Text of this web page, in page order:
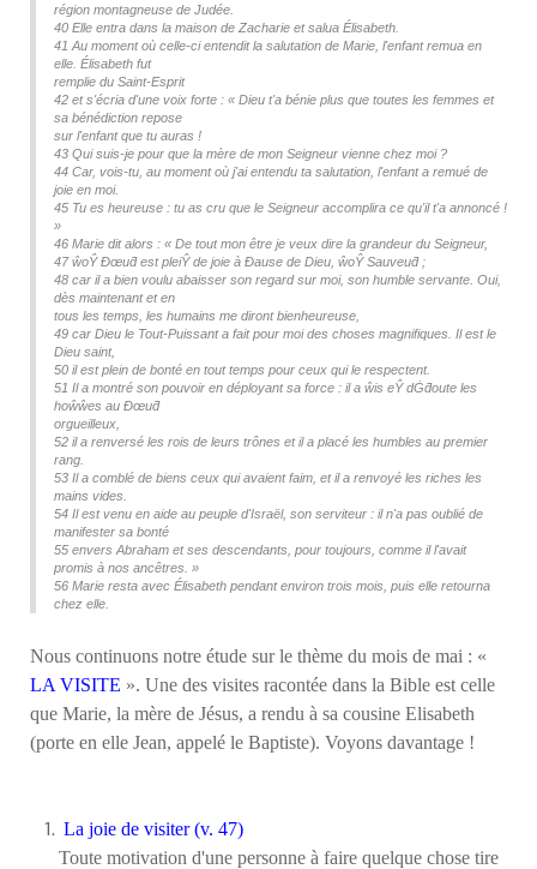
région montagneuse de Judée.
40 Elle entra dans la maison de Zacharie et salua Élisabeth.
41 Au moment où celle-ci entendit la salutation de Marie, l'enfant remua en
elle. Élisabeth fut
remplie du Saint-Esprit
42 et s'écria d'une voix forte : « Dieu t'a bénie plus que toutes les femmes et
sa bénédiction repose
sur l'enfant que tu auras !
43 Qui suis-je pour que la mère de mon Seigneur vienne chez moi ?
44 Car, vois-tu, au moment où j'ai entendu ta salutation, l'enfant a remué de
joie en moi.
45 Tu es heureuse : tu as cru que le Seigneur accomplira ce qu'il t'a annoncé !
»
46 Marie dit alors : « De tout mon être je veux dire la grandeur du Seigneur,
47 ŵoŶ Đœuƌ est pleiŶ de joie à Đause de Dieu, ŵoŶ Sauveuƌ ;
48 car il a bien voulu abaisser son regard sur moi, son humble servante. Oui,
dès maintenant et en
tous les temps, les humains me diront bienheureuse,
49 car Dieu le Tout-Puissant a fait pour moi des choses magnifiques. Il est le
Dieu saint,
50 il est plein de bonté en tout temps pour ceux qui le respectent.
51 Il a montré son pouvoir en déployant sa force : il a ŵis eŶ dĠƌoute les
hoŵŵes au Đœuƌ
orgueilleux,
52 il a renversé les rois de leurs trônes et il a placé les humbles au premier
rang.
53 Il a comblé de biens ceux qui avaient faim, et il a renvoyé les riches les
mains vides.
54 Il est venu en aide au peuple d'Israël, son serviteur : il n'a pas oublié de
manifester sa bonté
55 envers Abraham et ses descendants, pour toujours, comme il l'avait
promis à nos ancêtres. »
56 Marie resta avec Élisabeth pendant environ trois mois, puis elle retourna
chez elle.
Nous continuons notre étude sur le thème du mois de mai : «
LA VISITE ». Une des visites racontée dans la Bible est celle
que Marie, la mère de Jésus, a rendu à sa cousine Elisabeth
(porte en elle Jean, appelé le Baptiste). Voyons davantage !
La joie de visiter (v. 47)
Toute motivation d'une personne à faire quelque chose tire